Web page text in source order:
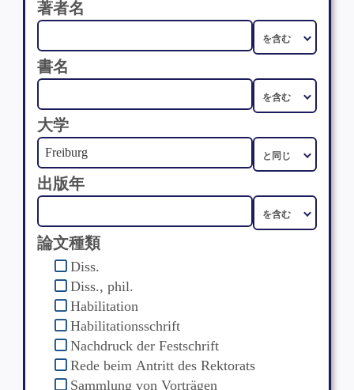
著者名
書名
大学
出版年
論文種類
Diss.
Diss., phil.
Habilitation
Habilitationsschrift
Nachdruck der Festschrift
Rede beim Antritt des Rektorats
Sammlung von Vorträgen